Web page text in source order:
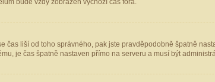
bude vždy zobrazen výchozí čas fóra.
čas liší od toho správného, pak jste pravděpodobně špatně
je čas špatně nastaven přímo na serveru a musí být